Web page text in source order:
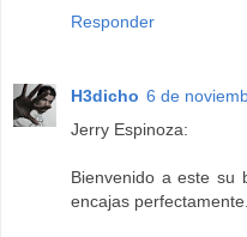
Responder
H3dicho 6 de
Jerry Espinoza:
Bienvenido a este su
encajas